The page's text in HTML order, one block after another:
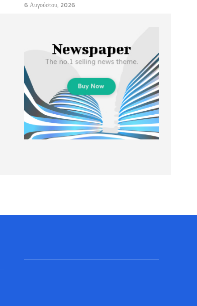
6 Αυγούστου, 2026